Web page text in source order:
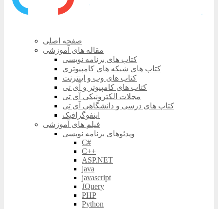
صفحه اصلی
مقاله های آموزشی
کتاب های برنامه نویسی
کتاب های شبکه های کامپیوتری
کتاب های وب و اینترنت
کتاب های کامپیوتر و آی تی
مجلات الکترونیکی آی تی
کتاب های درسی و دانشگاهی آی تی
اینفوگرافیک
فیلم های آموزشی
ویدئوهای برنامه نویسی
C#
C++
ASP.NET
java
javascript
JQuery
PHP
Python